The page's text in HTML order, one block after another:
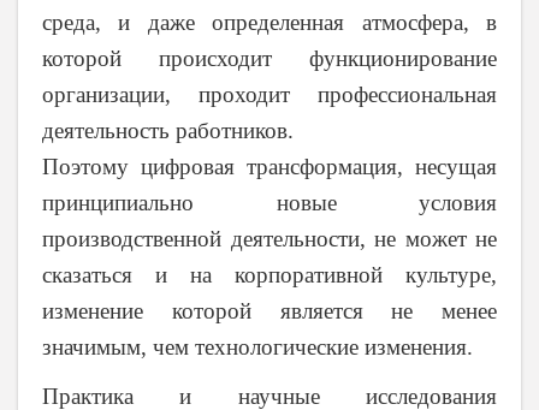
среда, и даже определенная атмосфера, в
которой происходит функционирование
организации, проходит профессиональная
деятельность работников.
Поэтому цифровая трансформация, несущая
принципиально новые условия
производственной деятельности, не может не
сказаться и на корпоративной культуре,
изменение которой является не менее
значимым, чем технологические изменения.
Практика и научные исследования